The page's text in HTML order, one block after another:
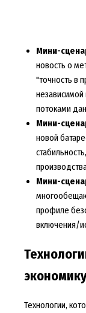
Мини-
новость о
"точность в
потоками
Мини-
новой
Мини-
профиле
включения/
Технологии,